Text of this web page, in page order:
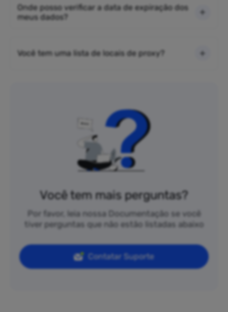
Onde posso verificar a data de expiração dos
meus dados?
Você tem uma lista de locais de proxy?
Você tem mais perguntas?
Por favor, leia nossa Documentação se você
tiver perguntas que não estão listadas abaixo
Contatar Suporte